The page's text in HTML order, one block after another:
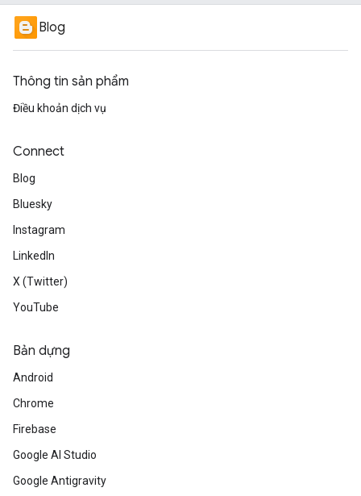
Blog
Thông tin sản phẩm
Điều khoản dịch vụ
Connect
Blog
Bluesky
Instagram
LinkedIn
X (Twitter)
YouTube
Bản dựng
Android
Chrome
Firebase
Google AI Studio
Google Antigravity